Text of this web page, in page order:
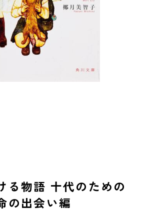
る物語 十代のための
出会い編